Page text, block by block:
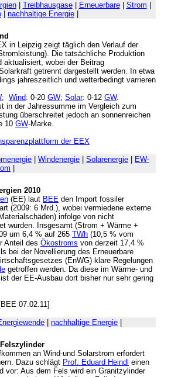
| Treibhausgase| Erneuerbare| Strom
nachhaltige Energie
in Leipzig zeigt täglich den Verlauf der
Die tatsächliche Produktion
aktualisiert, wobei der Beitrag
getrennt dargestellt werden. In etwa
jahreszeitlich und wetterbedingt varrieren
; Wind: 0-20 GW; Solar: 0-12 GW.
in der Jahressumme im Vergleich zum
überschreitet jedoch an sonnenreichen
10 GW-Marke.
der EEX
Windenergie Solarenergie
EW-
2010
(EE) laut BEE den Import fossiler
(2009: 6 Mrd.), wobei vermiedene externe
infolge von nicht
wurden. Insgesamt (Strom + Wärme +
um 6,4 % auf 265 TWh (10,5 % vom
Anteil des Ökostroms von derzeit 17,4 %
bei der Novellierung des Erneuerbare
(EnWG) klare Regelungen
getroffen werden. Da diese im Wärme- und
der EE-Ausbau dort bisher nur sehr gering
[BEE 07.02.11]
nachhaltige Energie
an Wind-und Solarstrom erfordert
Dazu schlägt Prof. Eduard Heindl einen
vor: Aus dem Fels wird ein Granitzylinder